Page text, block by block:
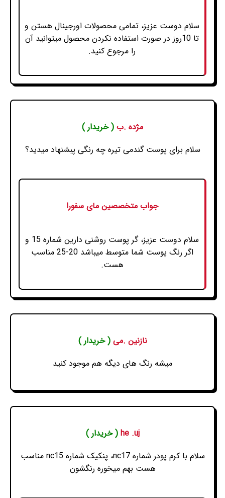
سلام دوست عزیز، تمامی محصولات اورجینال هستن و
تا 10روز در صورت استفاده نکردن محصول میتوانید آن
را مرجوع کنید.
مژده .ب ( خریدار )
سلام برای پوست گندمی تیره چه رنگی پبشنهاد میدید؟
جواب متخصصین مای سفورا
سلام دوست عزیز، گر پوست روشنی دارین شماره 15 و
اگر رنگ پوست شما متوسط میباشد 20-25 مناسب
هست.
نازنین .می( خریدار )
میشه رنگ های دیگه هم موجود کنید
he .uj ( خریدار )
سلام با کرم پودر شماره nc17، پنکیک شماره nc15 مناسب
هست بهم میخوره رنگشون